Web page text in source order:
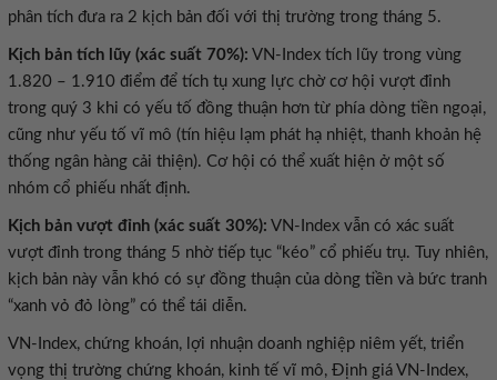
phân tích đưa ra 2 kịch bản đối với thị trường trong tháng 5.
Kịch bản tích lũy (xác suất 70%): VN-Index tích lũy trong vùng
1.820 – 1.910 điểm để tích tụ xung lực chờ cơ hội vượt đỉnh
trong quý 3 khi có yếu tố đồng thuận hơn từ phía dòng tiền ngoại,
cũng như yếu tố vĩ mô (tín hiệu lạm phát hạ nhiệt, thanh khoản hệ
thống ngân hàng cải thiện). Cơ hội có thể xuất hiện ở một số
nhóm cổ phiếu nhất định.
Kịch bản vượt đỉnh (xác suất 30%): VN-Index vẫn có xác suất
vượt đỉnh trong tháng 5 nhờ tiếp tục “kéo” cổ phiếu trụ. Tuy nhiên,
kịch bản này vẫn khó có sự đồng thuận của dòng tiền và bức tranh
“xanh vỏ đỏ lòng” có thể tái diễn.
VN-Index, chứng khoán, lợi nhuận doanh nghiệp niêm yết, triển
vọng thị trường chứng khoán, kinh tế vĩ mô, Định giá VN-Index,